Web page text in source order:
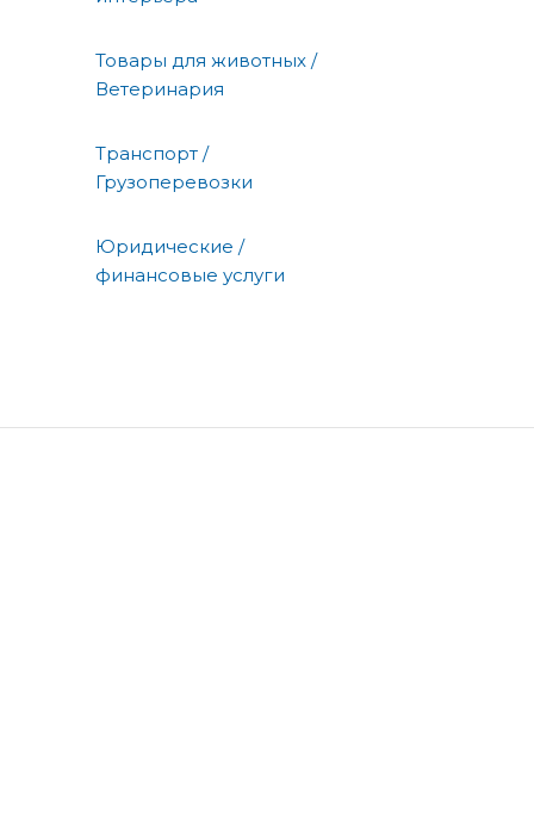
Товары для животных /
Ветеринария
Транспорт /
Грузоперевозки
Юридические /
финансовые услуги